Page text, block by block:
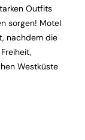
Outfits
sorgen! Motel
nachdem die
Westküste